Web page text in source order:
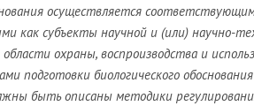
осуществляется
как субъекты научной и (или) научно-
охраны, воспроизводства и
подготовки биологического
быть описаны методики